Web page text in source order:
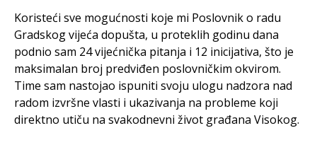
Koristeći sve mogućnosti koje mi Poslovnik o radu
Gradskog vijeća dopušta, u proteklih godinu dana
podnio sam 24 vijećnička pitanja i 12 inicijativa, što je
maksimalan broj predviđen poslovničkim okvirom.
Time sam nastojao ispuniti svoju ulogu nadzora nad
radom izvršne vlasti i ukazivanja na probleme koji
direktno utiču na svakodnevni život građana Visokog.